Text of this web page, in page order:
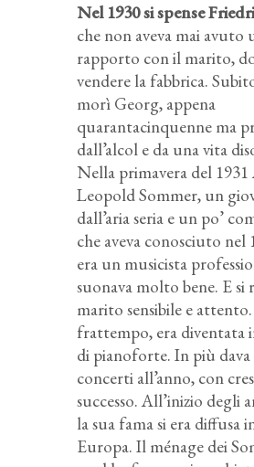
Nel 1930 si spense
che non aveva mai avuto
rapporto con il marito,
vendere la fabbrica.
morì Georg, appena
quarantacinquenne ma
dall’alcol e da una vita
Nella primavera del 1931
Leopold Sommer, un
dall’aria seria e un po’
che aveva conosciuto nel
era un musicista
suonava molto bene. E si
marito sensibile e
frattempo, era diventata
di pianoforte. In più
concerti all’anno, con
successo. All’inizio degli
la sua fama si era diffusa
Europa. Il ménage dei